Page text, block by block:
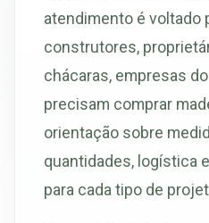
atendimento é voltado
construtores,
chácaras, empresas
precisam comprar
orientação sobre
quantidades, logística
para cada tipo de